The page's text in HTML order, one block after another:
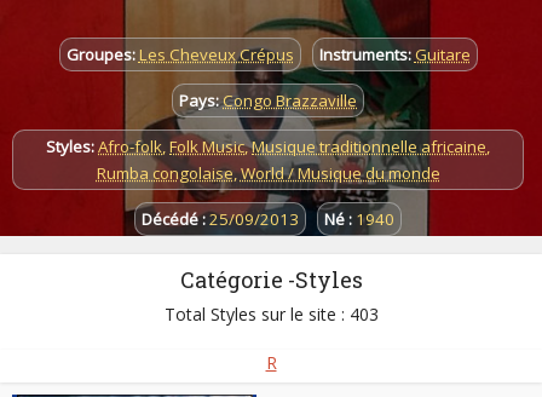
Groupes:Les Cheveux Crépus Instruments:Guitare
Pays:Congo Brazzaville
Styles:Afro-folk,Folk Music,Musique traditionnelle africaine,
Rumba congolaise,World / Musique du monde
Décédé :25/09/2013 Né : 1940
Catégorie -Styles
Total Styles sur le site : 403
R